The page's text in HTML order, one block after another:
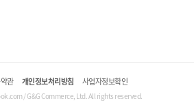
관 개인정보처리방침 사업자정보확인
/ G&G Commerce, Ltd. All rights reserved.